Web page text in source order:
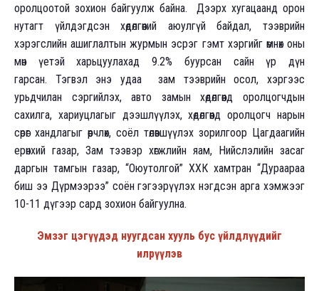
оролцоотой зохион байгуулж байна. Дээрх хугацаанд орон
нутагт үйлдэгдсэн хөдөлгөөний аюулгүй байдал, тээврийн
хэрэгслийн ашиглалтын журмын эсрэг гэмт хэргийг өмнөх оны
мөн үетэй харьцуулахад 9.2% буурсан сайн үр дүн
гарсан. Тэгвэл энэ удаа зам тээврийн осол, хэргээс
урьдчилан сэргийлэх, авто замын хөдөлгөөнд оролцогчдын
сахилга, хариуцлагыг дээшлүүлэх, хөдөлгөөнд оролцогч нарын
сөрөг хандлагыг өөрчлөх, соёл төлөвшүүлэх зорилгоор Цагдаагийн
ерөнхий газар, Зам тээвэр хөгжлийн яам, Нийслэлийн засаг
даргын тамгын газар, “Оюутолгой” ХХК хамтран “Дураараа
биш ээ Дүрмээрээ” соён гэгээрүүлэх нэгдсэн арга хэмжээг
10-11 дүгээр сард зохион байгуулна.
Эмзэг цэгүүдэд нуугдсан хууль бус үйлдлүүдийг
илрүүлэв